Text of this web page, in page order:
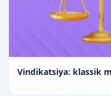
Vindikatsiya: klassik